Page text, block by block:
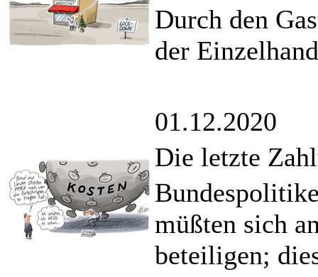
Durch den
der
01.12.2020
Die letzte
müßten sich
beteiligen;